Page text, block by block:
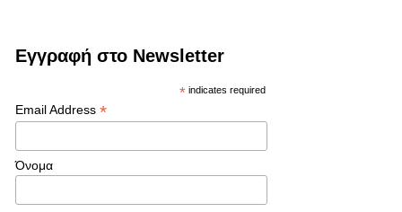
Εγγραφή στο Newsletter
* indicates required
Email Address *
Όνομα